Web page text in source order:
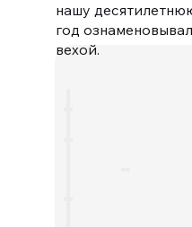
нашу
год
вехой.